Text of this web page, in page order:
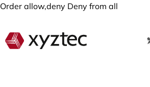
Order allow,deny Deny from all